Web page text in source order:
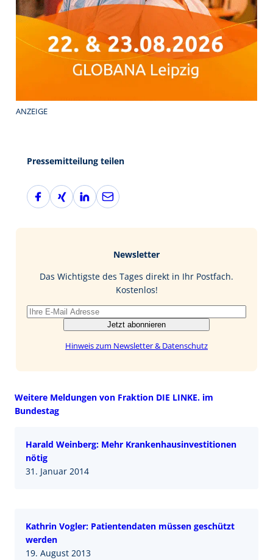
ANZEIGE
Pressemitteilung teilen
F
a
X
i
L
i
I
E
-
Newsletter
Das Wichtigste des Tages direkt in Ihr Postfach.
Kostenlos!
Jetzt abonnieren
Hinweis zum Newsletter & Datenschutz
Weitere Meldungen von Fraktion DIE LINKE. im
Bundestag
Harald Weinberg: Mehr Krankenhausinvestitionen
nötig
31. Januar 2014
Kathrin Vogler: Patientendaten müssen geschützt
werden
19. August 2013